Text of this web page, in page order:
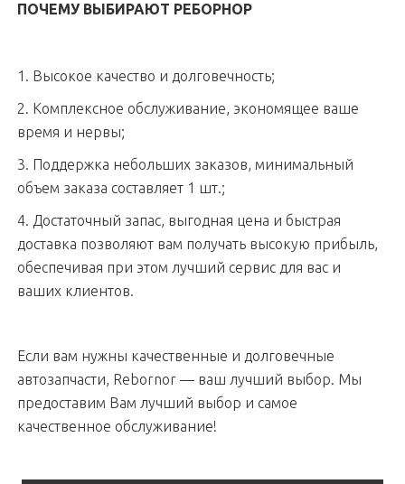
ПОЧЕМУ ВЫБИРАЮТ РЕБОРНОР
1. Высокое качество и долговечность;
2. Комплексное обслуживание, экономящее ваше
время и нервы;
3. Поддержка небольших заказов, минимальный
объем заказа составляет 1 шт.;
4. Достаточный запас, выгодная цена и быстрая
доставка позволяют вам получать высокую прибыль,
обеспечивая при этом лучший сервис для вас и
ваших клиентов.
Если вам нужны качественные и долговечные
автозапчасти, Rebornor — ваш лучший выбор. Мы
предоставим Вам лучший выбор и самое
качественное обслуживание!